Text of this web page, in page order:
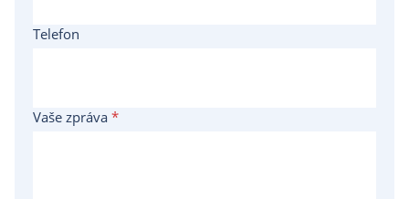
Telefon
Vaše zpráva *